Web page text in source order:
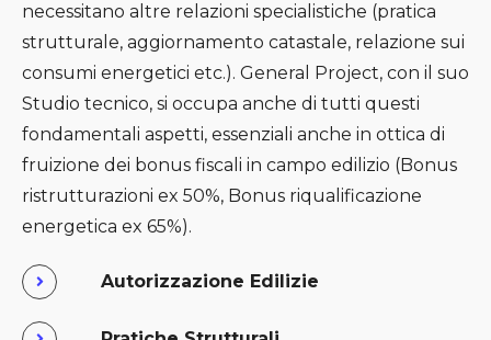
necessitano altre relazioni specialistiche (pratica
strutturale, aggiornamento catastale, relazione sui
consumi energetici etc.). General Project, con il suo
Studio tecnico, si occupa anche di tutti questi
fondamentali aspetti, essenziali anche in ottica di
fruizione dei bonus fiscali in campo edilizio (Bonus
ristrutturazioni ex 50%, Bonus riqualificazione
energetica ex 65%).
Autorizzazione Edilizie